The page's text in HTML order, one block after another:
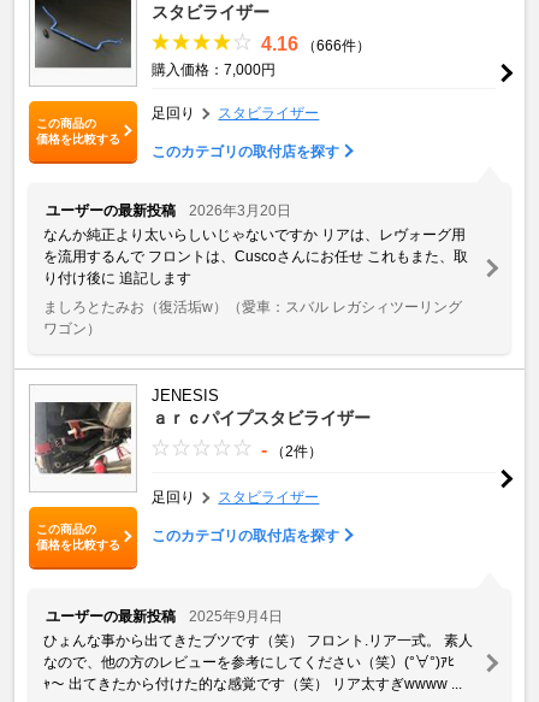
この商品の
価格を比較する
スタビライザー
4.16
（666件）
購入価格：7,000円
足回り スタビライザー
このカテゴリの取付店を探す
ユーザーの最新投稿
2026年3月20日
なんか純正より太いらしいじゃないですか リアは、レヴォーグ用
を流用するんで フロントは、Cuscoさんにお任せ これもまた、取
り付け後に 追記します
ましろとたみお（復活垢w）
（愛車：スバル レガシィツーリング
ワゴン）
この商品の
価格を比較する
JENESIS
ａｒｃパイプスタビライザー
- （2件）
足回り スタビライザー
このカテゴリの取付店を探す
ユーザーの最新投稿
2025年9月4日
ひょんな事から出てきたブツです（笑） フロント.リア一式。 素人
なので、他の方のレビューを参考にしてください（笑）(°∀°)ｱﾋ
ｬ〜 出てきたから付けた的な感覚です（笑） リア太すぎwwww ...